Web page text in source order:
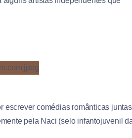
escrever comédias românticas
pela Naci (selo infantojuvenil